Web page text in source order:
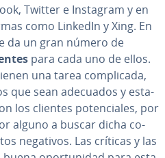
Twitter e Instagram y en
como LinkedIn y Xing. En
da un gran número de
para cada uno de ellos.
una tarea co­m­pli­ca­da,
que sean adecuados y es­ta­
los clientes po­te­n­cia­les, por
alguno a buscar dicha co­
negativos. Las críticas y las